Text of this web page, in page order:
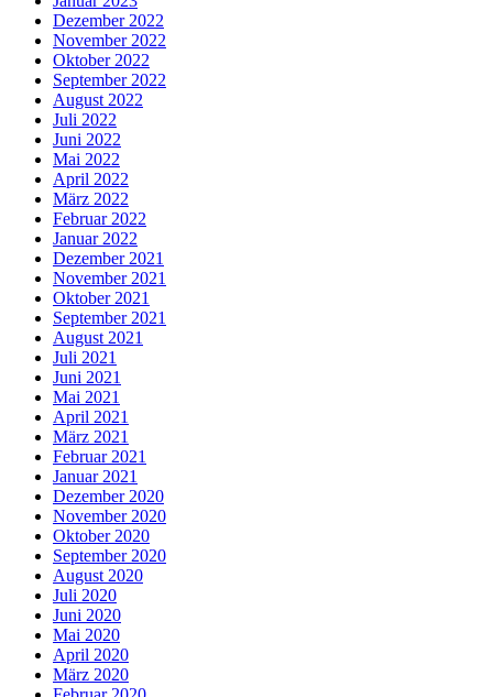
Dezember 2022
November 2022
Oktober 2022
September 2022
August 2022
Juli 2022
Juni 2022
Mai 2022
April 2022
März 2022
Februar 2022
Januar 2022
Dezember 2021
November 2021
Oktober 2021
September 2021
August 2021
Juli 2021
Juni 2021
Mai 2021
April 2021
März 2021
Februar 2021
Januar 2021
Dezember 2020
November 2020
Oktober 2020
September 2020
August 2020
Juli 2020
Juni 2020
Mai 2020
April 2020
März 2020